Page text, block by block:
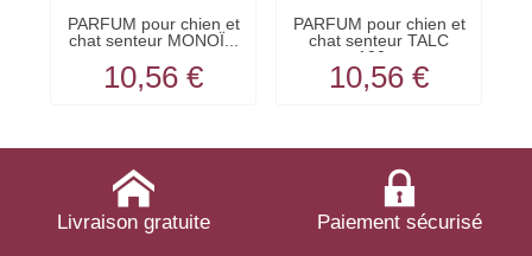
PARFUM pour chien et
chat senteur MONOÏ...
10,56 €
PARFUM pour chien et
chat senteur TALC
100...
10,56 €
Livraison gratuite Paiement sécurisé